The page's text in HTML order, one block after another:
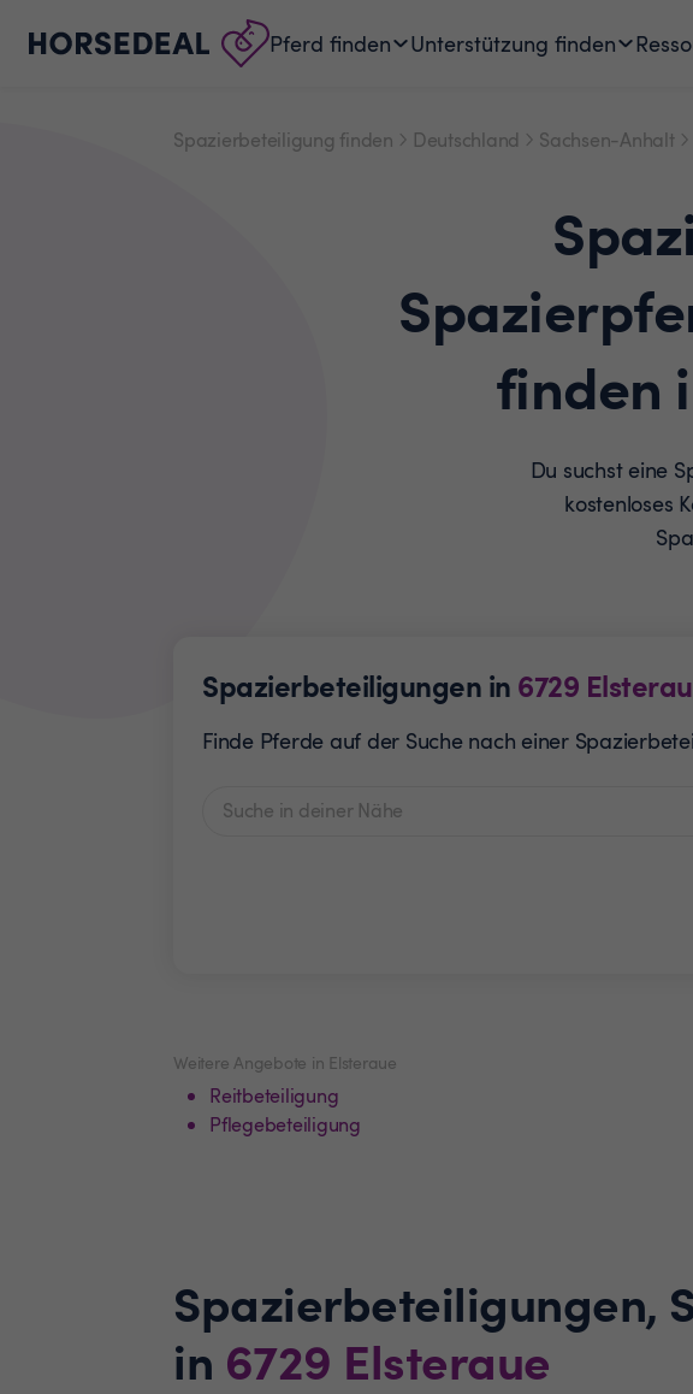
Pferd finden Unterstützung finden
Spazierbeteiligung finden Deutschland Sachsen-Anhalt
finden
Du suchst eine
kostenloses
Spazierbeteiligungen in 6729
Finde Pferde auf der Suche nach einer
Weitere Angebote in Elsteraue
Reitbeteiligung
Pflegebeteiligung
Spazierbeteiligungen,
in 6729 Elsteraue